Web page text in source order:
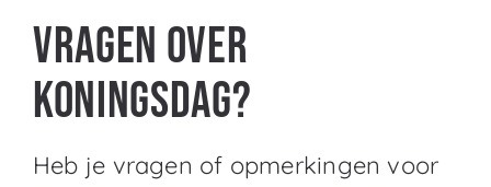
Vragen over
Koningsdag?
Heb je vragen of opmerkingen voor